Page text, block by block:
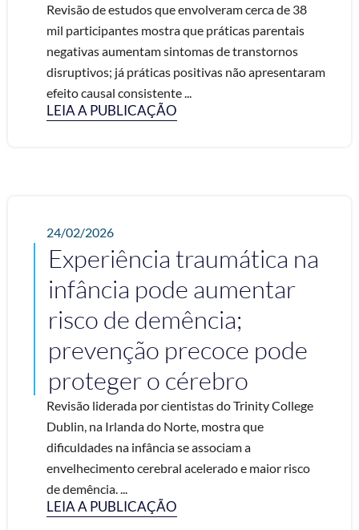
Revisão de estudos que envolveram cerca de 38
mil participantes mostra que práticas parentais
negativas aumentam sintomas de transtornos
disruptivos; já práticas positivas não apresentaram
efeito causal consistente ...
LEIA A PUBLICAÇÃO
24/02/2026
Experiência traumática na
infância pode aumentar
risco de demência;
prevenção precoce pode
proteger o cérebro
Revisão liderada por cientistas do Trinity College
Dublin, na Irlanda do Norte, mostra que
dificuldades na infância se associam a
envelhecimento cerebral acelerado e maior risco
de demência. ...
LEIA A PUBLICAÇÃO